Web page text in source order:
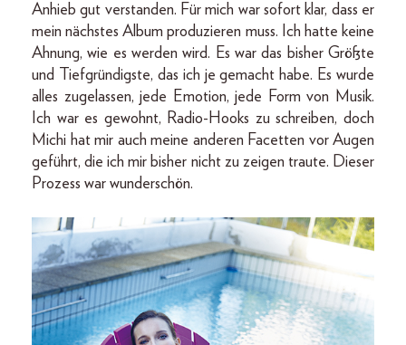
Anhieb gut verstanden. Für mich war sofort klar, dass er
mein nächstes Album produzieren muss. Ich hatte keine
Ahnung, wie es werden wird. Es war das bisher Größte
und Tiefgründigste, das ich je gemacht habe. Es wurde
alles zugelassen, jede Emotion, jede Form von Musik.
Ich war es gewohnt, Radio-Hooks zu schreiben, doch
Michi hat mir auch meine anderen Facetten vor Augen
geführt, die ich mir bisher nicht zu zeigen traute. Dieser
Prozess war wunderschön.